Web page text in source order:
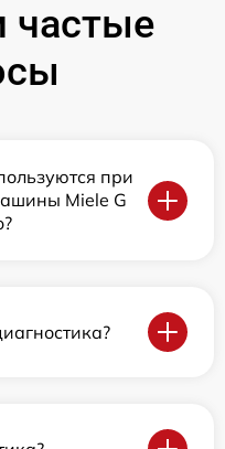
частые
при
Miele G